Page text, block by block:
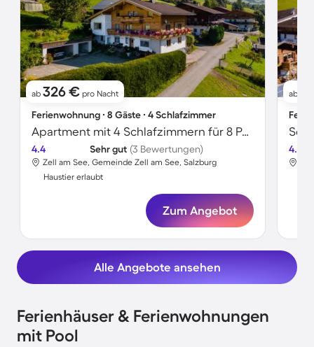
ab 326 € pro Nacht
Ferienwohnung ∙ 8 Gäste ∙ 4 Schlafzimmer
Apartment mit 4 Schlafzimmern für 8 Personen
4.4 Sehr gut (3 Bewertungen)
Zell am See, Gemeinde Zell am See, Salzburg
Haustier erlaubt
Zum Angebot
ab
4.5
Alle Angebote ansehen
Ferienhäuser & Ferienwohnungen
mit Pool